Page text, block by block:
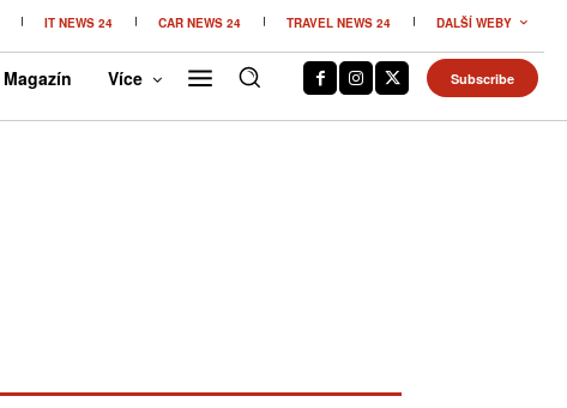
IT NEWS 24 CAR NEWS 24 TRAVEL NEWS 24 DALŠÍ WEBY
Magazín Více Subscribe